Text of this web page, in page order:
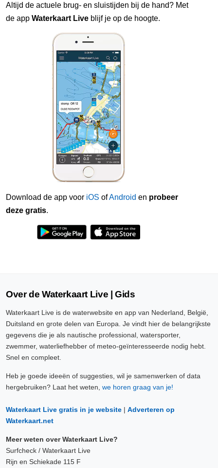
Altijd de actuele brug- en sluistijden bij de hand? Met
de app Waterkaart Live blijf je op de hoogte.
Download de app voor iOS ofAndroid en probeer
deze gratis.
Over de Waterkaart Live | Gids
Waterkaart Live is de waterwebsite en app van Nederland, België,
Duitsland en grote delen van Europa. Je vindt hier de belangrijkste
gegevens die je als nautische professional, watersporter,
zwemmer, waterliefhebber of meteo-geïnteresseerde nodig hebt.
Snel en compleet.
Heb je goede ideeën of suggesties, wil je samenwerken of data
hergebruiken? Laat het weten, we horen graag van je!
Waterkaart Live gratis in je website | Adverteren op
Waterkaart.net
Meer weten over Waterkaart Live?
Surfcheck / Waterkaart Live
Rijn en Schiekade 115 F